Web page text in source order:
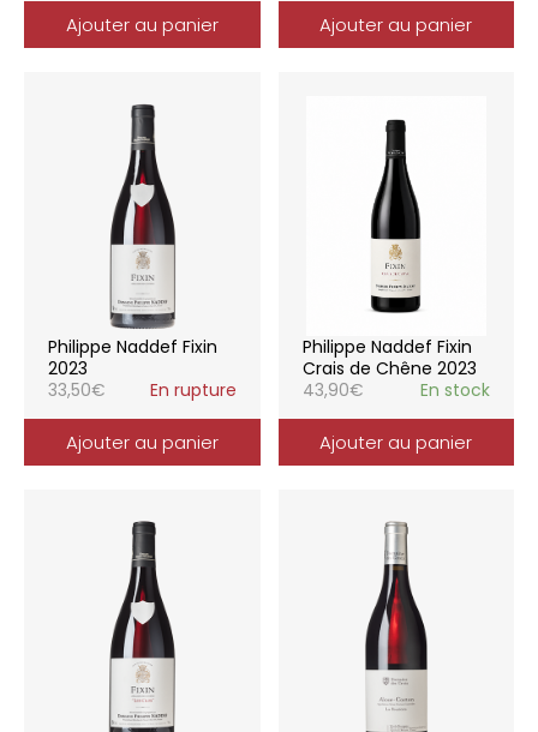
Ajouter au panier Ajouter au panier
Philippe Naddef Fixin
2023
33,50€ En rupture
Ajouter au panier
Philippe Naddef Fixin
Crais de Chêne 2023
43,90€ En stock
Ajouter au panier